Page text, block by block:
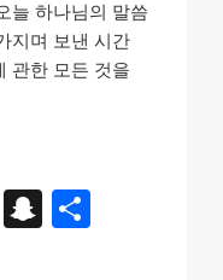
늘 하나님의 말씀
지며 보낸 시간
관한 모든 것을
X
S